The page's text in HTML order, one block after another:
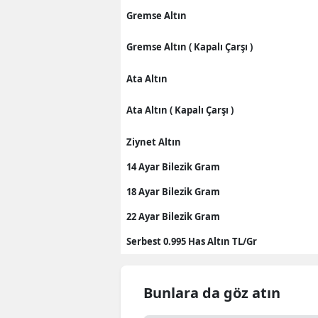
Gremse Altın
Gremse Altın ( Kapalı Çarşı )
Ata Altın
Ata Altın ( Kapalı Çarşı )
Ziynet Altın
14 Ayar Bilezik Gram
18 Ayar Bilezik Gram
22 Ayar Bilezik Gram
Serbest 0.995 Has Altın TL/Gr
Bunlara da göz atın